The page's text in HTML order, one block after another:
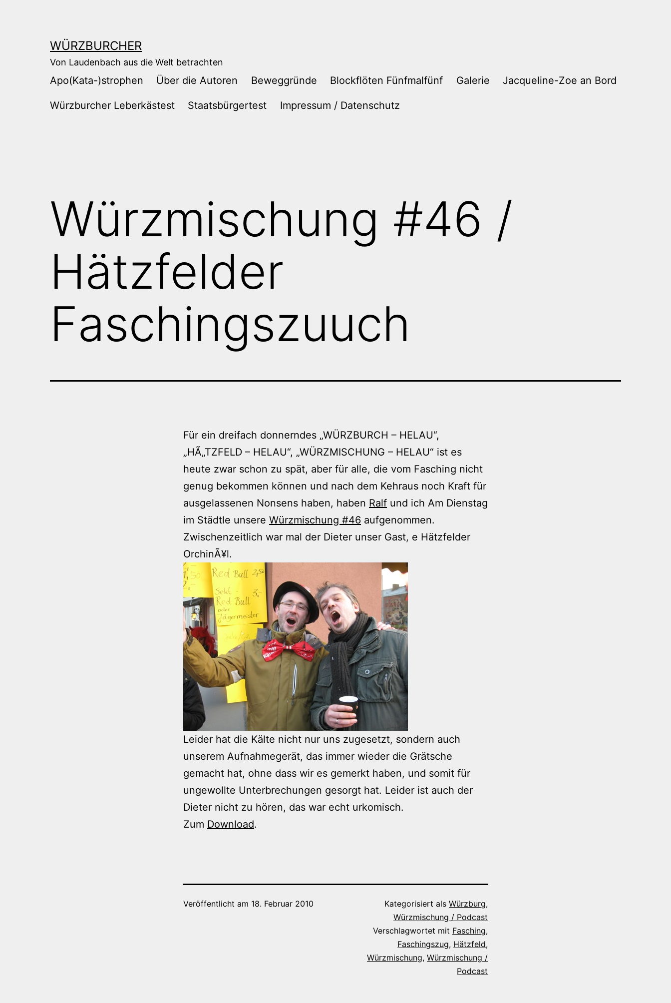
WÜRZBURCHER
Von Laudenbach aus die Welt betrachten
Apo(Kata-)strophen Über die Autoren Beweggründe Blockflöten Fünfmalfünf Galerie Jacqueline-Zoe an Bord
Würzburcher Leberkästest Staatsbürgertest Impressum / Datenschutz
Würzmischung #46 /
Hätzfelder
Faschingszuuch
Für ein dreifach donnerndes „WÜRZBURCH – HELAU“,
„HÃ„TZFELD – HELAU“, „WÜRZMISCHUNG – HELAU“ ist es
heute zwar schon zu spät, aber für alle, die vom Fasching nicht
genug bekommen können und nach dem Kehraus noch Kraft für
ausgelassenen Nonsens haben, haben Ralf und ich Am Dienstag
im Städtle unsere Würzmischung #46 aufgenommen.
Zwischenzeitlich war mal der Dieter unser Gast, e Hätzfelder
OrchinÃ¥l.
Leider hat die Kälte nicht nur uns zugesetzt, sondern auch
unserem Aufnahmegerät, das immer wieder die Grätsche
gemacht hat, ohne dass wir es gemerkt haben, und somit für
ungewollte Unterbrechungen gesorgt hat. Leider ist auch der
Dieter nicht zu hören, das war echt urkomisch.
Zum Download.
Veröffentlicht am 18. Februar 2010 Kategorisiert als Würzburg,
Würzmischung / Podcast
Verschlagwortet mit Fasching,
Faschingszug, Hätzfeld,
Würzmischung, Würzmischung /
Podcast